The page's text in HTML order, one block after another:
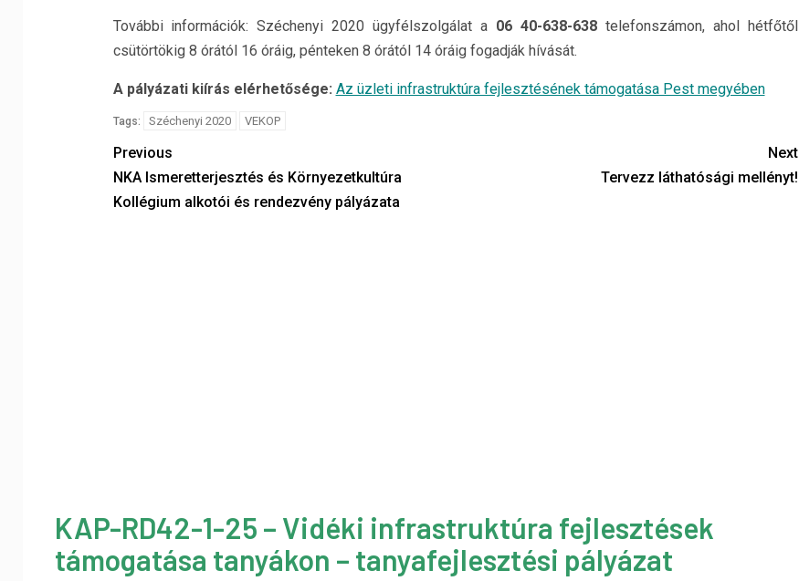
További információk: Széchenyi 2020 ügyfélszolgálat a 06 40-638-638telefonszámon, ahol hétfőtől
csütörtökig 8 órától 16 óráig, pénteken 8 órától 14 óráig fogadják hívását.
A pályázati kiírás elérhetősége: Az üzleti infrastruktúra fejlesztésének támogatása Pest megyében
Tags: Széchenyi 2020 VEKOP
Previous
NKA Ismeretterjesztés és Környezetkultúra
Kollégium alkotói és rendezvény pályázata
Next
Tervezz láthatósági mellényt!
KAP-RD42-1-25 – Vidéki infrastruktúra fejlesztések
támogatása tanyákon – tanyafejlesztési pályázat